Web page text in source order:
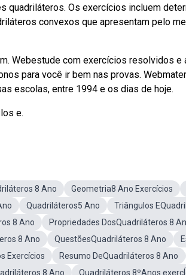
quadriláteros. Os exercícios incluem
convexos que apresentam pelo
Webestude com exercícios resolvidos
para você ir bem nas provas.
escolas, entre 1994 e os dias de hoje.
e.
8 Ano Geometria8 Ano Exercícios
Quadriláteros5 Ano Triângulos
8 Ano
Propriedades DosQuadriláteros 8
8 Ano
QuestõesQuadriláteros 8 Ano
Exercícios
Resumo DeQuadriláteros 8 Ano
8 Ano
Quadriláteros 8ºAnos